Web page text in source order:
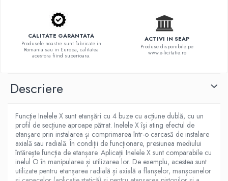
CALITATE GARANTATA
Produsele noastre sunt fabricate in
Romania sau in Europa, calitatea
acestora fiind superioara.
ACTIVI IN SEAP
Produse disponibile pe
www.e-licitatie.ro
Descriere
Funcţie Inelele X sunt etanșări cu 4 buze cu acțiune dublă, cu un
profil de secțiune aproape pătrat. Inelele X își ating efectul de
etanșare prin instalarea și comprimarea într-o carcasă de instalare
axială sau radială. În condiții de funcționare, presiunea mediului
întărește funcția de etanșare. Aplicații Inelele X sunt comparabile cu
inelul O în manipularea și utilizarea lor. De exemplu, acestea sunt
utilizate pentru etanșarea radială și axială a flanșelor, manșoanelor